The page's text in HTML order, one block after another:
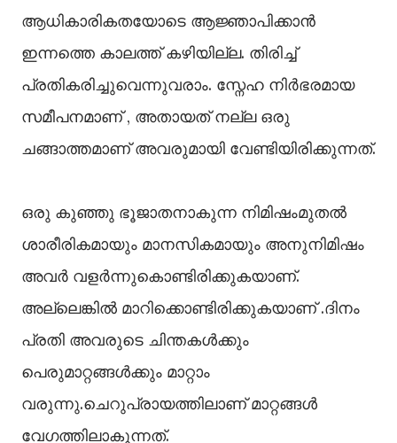
ആധികാരികതയോടെ ആജ്ഞാപിക്കാൻ
ഇന്നത്തെ കാലത്ത് കഴിയില്ല. തിരിച്ച്
പ്രതികരിച്ചുവെന്നുവരാം. സ്നേഹ നിർഭരമായ
സമീപനമാണ് , അതായത് നല്ല ഒരു
ചങ്ങാത്തമാണ് അവരുമായി വേണ്ടിയിരിക്കുന്നത്.
ഒരു കുഞ്ഞു ഭൂജാതനാകുന്ന നിമിഷംമുതൽ
ശാരീരികമായും മാനസികമായും അനുനിമിഷം
അവർ വളർന്നുകൊണ്ടിരിക്കുകയാണ്.
അല്ലെങ്കിൽ മാറിക്കൊണ്ടിരിക്കുകയാണ് .ദിനം
പ്രതി അവരുടെ ചിന്തകൾക്കും
പെരുമാറ്റങ്ങൾക്കും മാറ്റാം
വരുന്നു.ചെറുപ്രായത്തിലാണ് മാറ്റങ്ങൾ
വേഗത്തിലാകുന്നത്.